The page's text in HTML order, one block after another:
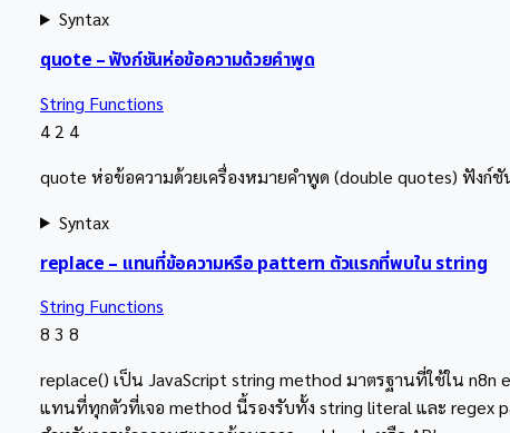
Syntax
quote – ฟังก์ชันห่อข้อความด้วยคำพูด
String Functions
4 2 4
quote ห่อข้อความด้วยเครื่องหมายคำพูด (double quotes) ฟังก์ชั
Syntax
replace – แทนที่ข้อความหรือ pattern ตัวแรกที่พบใน string
String Functions
8 3 8
replace() เป็น JavaScript string method มาตรฐานที่ใช้ใน
แทนที่ทุกตัวที่เจอ method นี้รองรับทั้ง string literal และ regex